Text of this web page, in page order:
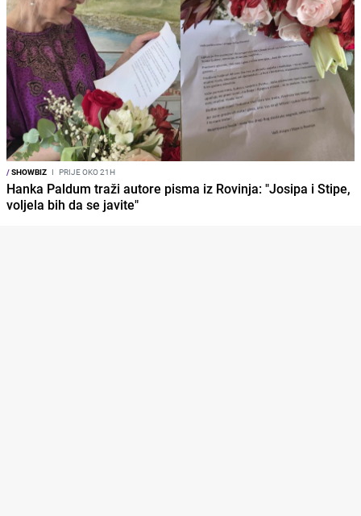
/SHOWBIZ I PRIJE OKO 21H
Hanka Paldum traži autore pisma iz Rovinja: "Josipa i Stipe,
voljela bih da se javite"